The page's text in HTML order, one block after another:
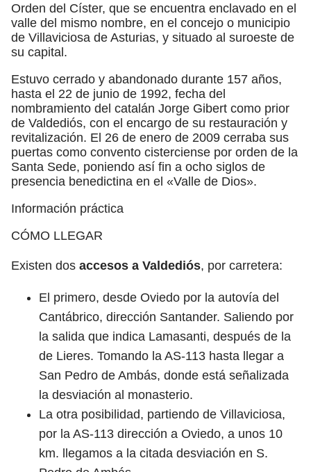
Orden del Císter, que se encuentra enclavado en el
valle del mismo nombre, en el concejo o municipio
de Villaviciosa de Asturias, y situado al suroeste de
su capital.
Estuvo cerrado y abandonado durante 157 años,
hasta el 22 de junio de 1992, fecha del
nombramiento del catalán Jorge Gibert como prior
de Valdediós, con el encargo de su restauración y
revitalización. El 26 de enero de 2009 cerraba sus
puertas como convento cisterciense por orden de la
Santa Sede, poniendo así fin a ocho siglos de
presencia benedictina en el «Valle de Dios».
Información práctica
CÓMO LLEGAR
Existen dos accesos a Valdediós, por carretera:
El primero, desde Oviedo por la autovía del
Cantábrico, dirección Santander. Saliendo por
la salida que indica Lamasanti, después de la
de Lieres. Tomando la AS-113 hasta llegar a
San Pedro de Ambás, donde está señalizada
la desviación al monasterio.
La otra posibilidad, partiendo de Villaviciosa,
por la AS-113 dirección a Oviedo, a unos 10
km. llegamos a la citada desviación en S.